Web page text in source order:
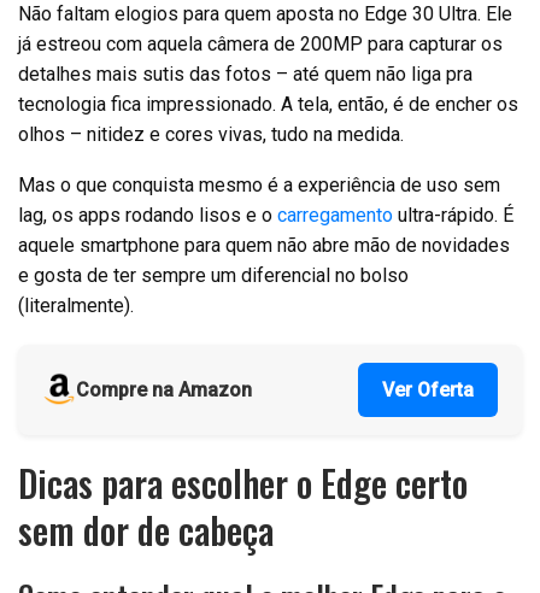
Não faltam elogios para quem aposta no Edge 30 Ultra. Ele
já estreou com aquela câmera de 200MP para capturar os
detalhes mais sutis das fotos – até quem não liga pra
tecnologia fica impressionado. A tela, então, é de encher os
olhos – nitidez e cores vivas, tudo na medida.
Mas o que conquista mesmo é a experiência de uso sem
lag, os apps rodando lisos e o carregamento ultra-rápido. É
aquele smartphone para quem não abre mão de novidades
e gosta de ter sempre um diferencial no bolso
(literalmente).
Compre na Amazon Ver Oferta
Dicas para escolher o Edge certo
sem dor de cabeça